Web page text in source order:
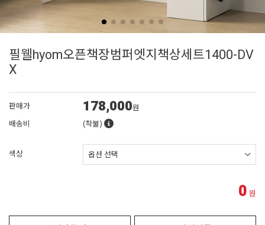
필웰hyom오픈책장범퍼엣지책상세트1400-DV
X
판매가 178,000원
배송비
(착불)
색상
0 원